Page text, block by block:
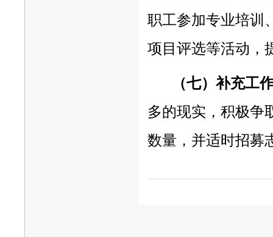
职工参加专业培训
项目评选等活动，
（七）补充工
多的现实，积极争
数量，并适时招募